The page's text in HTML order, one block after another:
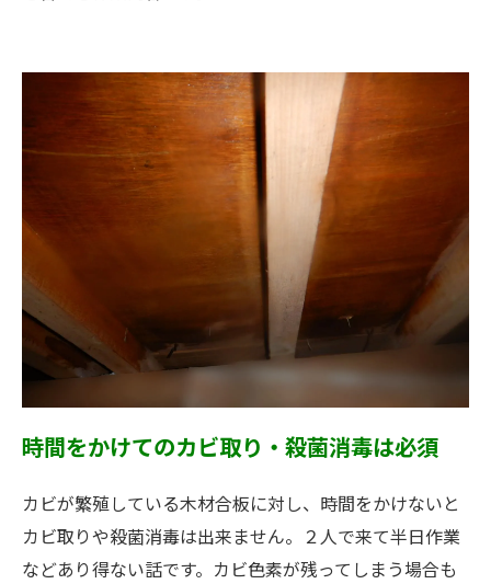
時間をかけてのカビ取り・殺菌消毒は必須
カビが繁殖している木材合板に対し、時間をかけないと
カビ取りや殺菌消毒は出来ません。２人で来て半日作業
などあり得ない話です。カビ色素が残ってしまう場合も